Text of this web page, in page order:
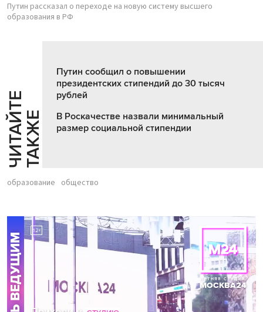
Путин рассказал о переходе на новую систему высшего
образования в РФ
Ч
И
Т
АЙ
Т
Е
Т
А
К
ЖЕ
Путин сообщил о повышении
президентских стипендий до 30 тысяч
рублей
В Роскачестве назвали минимальный
размер социальной стипендии
образование общество